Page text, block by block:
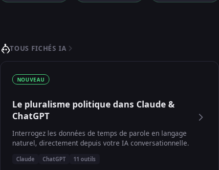
TOUS FICHÉS IA
NOUVEAU
Le pluralisme politique dans Claude &
ChatGPT
Interrogez les données de temps de parole en langage
naturel, directement depuis votre IA conversationnelle.
Claude ChatGPT 11 outils